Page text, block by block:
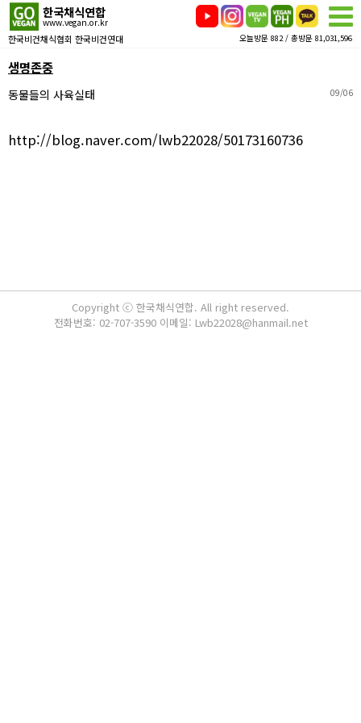
한국채식연합
www.vegan.or.kr
한국비건채식협회 한국비건연대 오늘방문 882 / 총방문 81,031,596
생명존중
동물들의 사육실태 09/06
http://blog.naver.com/lwb22028/50173160736
Copyright ⓒ 한국채식연합. All right reserved.
전화번호: 02-707-3590 이메일: Lwb22028@hanmail.net